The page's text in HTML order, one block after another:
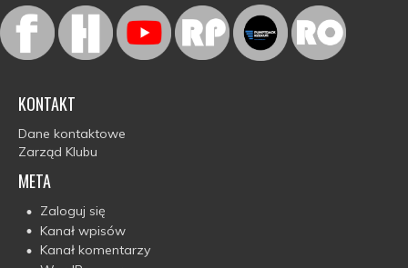
KONTAKT
Dane kontaktowe
Zarząd Klubu
META
Zaloguj się
Kanał wpisów
Kanał komentarzy